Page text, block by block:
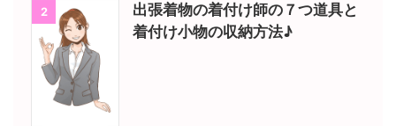
2
出張着物の着付け師の７つ道具と
着付け小物の収納方法♪